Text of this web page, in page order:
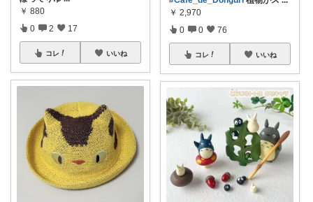
￥ 880
0 2 17
コレ いいね
￥ 2,970
0 0 76
コレ いいね